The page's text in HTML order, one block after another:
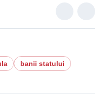
banii statului